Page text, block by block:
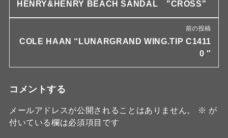
HENRY&HENRY BEACH SANDAL "CROSS"
前の投稿
COLE HAAN “LUNARGRAND WING.TIP C1411
0 ″
コメントする
メールアドレスが公開されることはありません。 ※ が
付いている欄は必須項目です